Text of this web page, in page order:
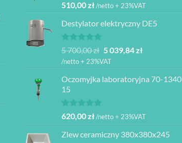
Oceniono
na 5
510,00zł/netto + 23%VAT
Destylator elektryczny DE5
Oceniono
5.00
na 5
5 700,00zł Pierwotna
cena
5
5 039,84złAktualna
5
/netto + 23%VAT
Oczomyjka laboratoryjna 70-1340
15
Oceniono
na 5
620,00zł/netto + 23%VAT
Zlew ceramiczny 380x380x245